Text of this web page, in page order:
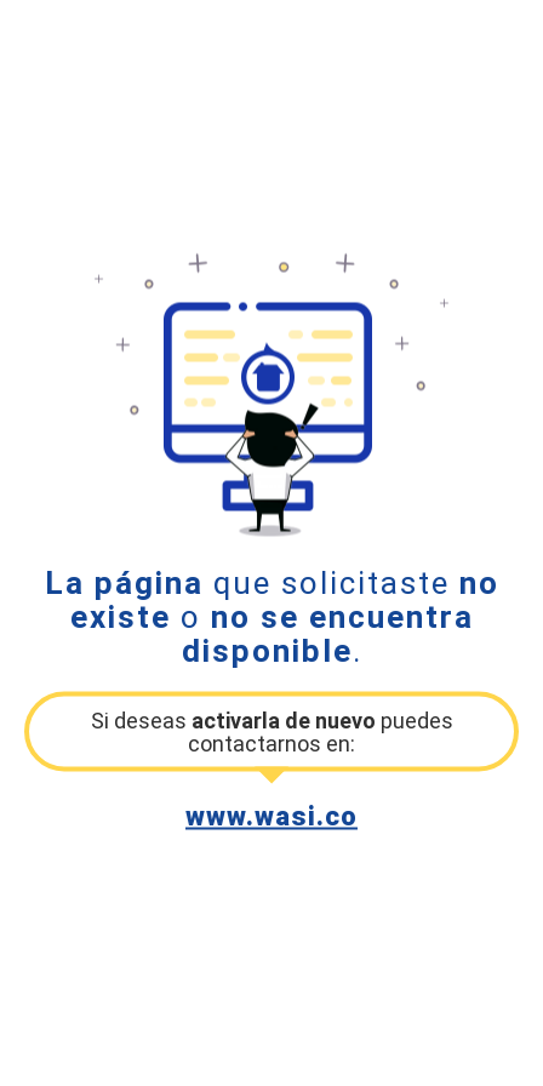
La página que solicitaste no
existe o no se encuentra
disponible.
Si deseas activarla de nuevo puedes
contactarnos en:
www.wasi.co